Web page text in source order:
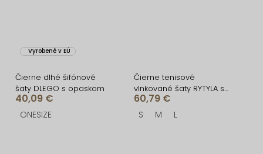
Vyrobené v EÚ
Čierne dlhé šifónové
šaty DLEGO s opaskom
40,09 €
ONESIZE
Čierne tenisové
vlnkované šaty RYTYLA s
kraťaskami
60,79 €
S M L